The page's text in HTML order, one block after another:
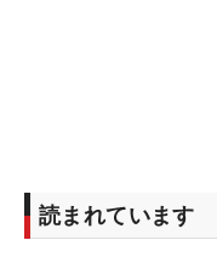
読まれています